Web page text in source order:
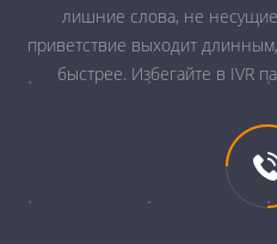
лишние слова, не
приветствие выходит
быстрее. Избегайте в IVR